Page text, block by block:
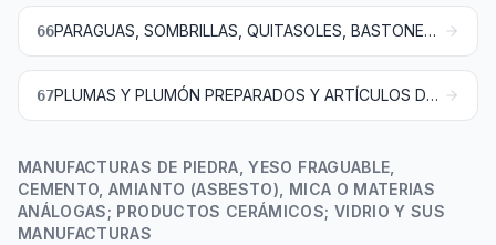
66 PARAGUAS, SOMBRILLAS, QUITASOLES, BASTONES, BASTONES ASIENTO, LÁTIGOS, FUSTAS, Y SUS PARTES
67 PLUMAS Y PLUMÓN PREPARADOS Y ARTÍCULOS DE PLUMAS O PLUMÓN; FLORES ARTIFICIALES; MANUFACTURAS DE CABELLO
MANUFACTURAS DE PIEDRA, YESO FRAGUABLE,
CEMENTO, AMIANTO (ASBESTO), MICA O MATERIAS
ANÁLOGAS; PRODUCTOS CERÁMICOS; VIDRIO Y SUS
MANUFACTURAS